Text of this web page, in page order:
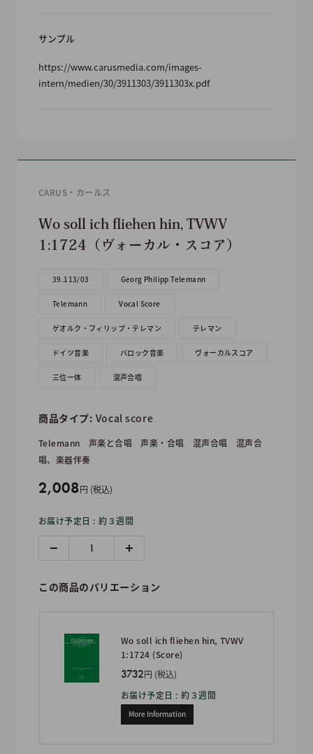
サンプル
https://www.carusmedia.com/images-
intern/medien/30/3911303/3911303x.pdf
CARUS・カールス
Wo soll ich fliehen hin, TVWV
1:1724（ヴォーカル・スコア）
39.113/03 Georg Philipp Telemann
Telemann Vocal Score
ゲオルク・フィリップ・テレマン テレマン
ドイツ音楽 バロック音楽 ヴォーカルスコア
三位一体 混声合唱
商品タイプ: Vocal score
Telemann 声楽と合唱 声楽・合唱 混声合唱
混声合
唱、楽器伴奏
販
価
格
2,008円 (税込)
お届け予定日 : 約３週間
この商品のバリエーション
Wo soll ich fliehen hin, TVWV
1:1724 (Score)
3732円 (税込)
お届け予定日 : 約３週間
More Information